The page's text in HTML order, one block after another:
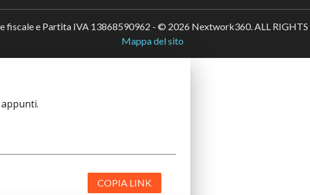
e Partita IVA 13868590962 - © 2026 Nextwork360. ALL RIGHTS
Mappa del sito
COPIA LINK